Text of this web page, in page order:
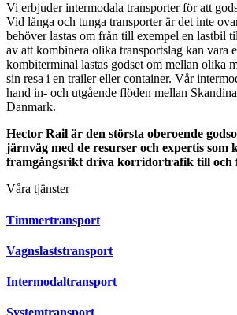
Vi erbjuder intermodala transporter för att
Vid långa och tunga transporter är det inte
behöver lastas om från till exempel en lastbil
av att kombinera olika transportslag kan vara
kombiterminal lastas godset om mellan olika
sin resa i en trailer eller container. Vår
hand in- och utgående flöden mellan
Danmark.
Hector Rail är den största oberoende
järnväg med de resurser och expertis som
framgångsrikt driva korridortrafik till och
Våra tjänster
Timmertransport
Vagnslaststransport
Intermodaltransport